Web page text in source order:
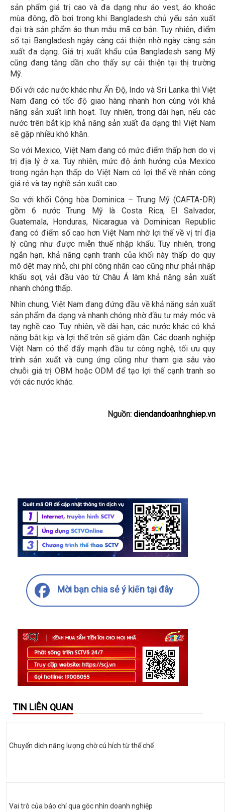
sản phẩm giá trị cao và đa dạng như áo vest, áo khoác
mùa đông, đồ bơi trong khi Bangladesh chủ yếu sản xuất
đại trà sản phẩm áo thun mẫu mã cơ bản. Tuy nhiên, điểm
số tại Bangladesh ngày càng cải thiện nhờ ngày càng sản
xuất đa dạng. Giá trị xuất khẩu của Bangladesh sang Mỹ
cũng đang tăng dần cho thấy sự cải thiện tại thị trường
Mỹ.
Đối với các nước khác như Ấn Độ, Indo và Sri Lanka thì Việt
Nam đang có tốc độ giao hàng nhanh hơn cùng với khả
năng sản xuất linh hoạt. Tuy nhiên, trong dài hạn, nếu các
nước trên bắt kịp khả năng sản xuất đa dạng thì Việt Nam
sẽ gặp nhiều khó khăn.
So với Mexico, Việt Nam đang có mức điểm thấp hơn do vị
trị địa lý ở xa. Tuy nhiên, mức độ ảnh hưởng của Mexico
trong ngắn hạn thấp do Việt Nam có lợi thế về nhân công
giá rẻ và tay nghề sản xuất cao.
So với khối Cộng hòa Dominica – Trung Mỹ (CAFTA-DR)
gồm 6 nước Trung Mỹ là Costa Rica, El Salvador,
Guatemala, Honduras, Nicaragua và Dominican Republic
đang có điểm số cao hơn Việt Nam nhờ lợi thế về vị trí địa
lý cũng như được miễn thuế nhập khẩu. Tuy nhiên, trong
ngắn hạn, khả năng cạnh tranh của khối này thấp do quy
mô dệt may nhỏ, chi phí công nhân cao cũng như phải nhập
khẩu sợi, vải đầu vào từ Châu Á làm khả năng sản xuất
nhanh chóng thấp.
Nhìn chung, Việt Nam đang đứng đầu về khả năng sản xuất
sản phẩm đa dạng và nhanh chóng nhờ đầu tư máy móc và
tay nghề cao. Tuy nhiên, về dài hạn, các nước khác có khả
năng bắt kịp và lợi thế trên sẽ giảm dần. Các doanh nghiệp
Việt Nam có thể đẩy mạnh đầu tư công nghệ, tối ưu quy
trình sản xuất và cung ứng cũng như tham gia sâu vào
chuỗi giá trị OBM hoặc ODM để tạo lợi thế cạnh tranh so
với các nước khác.
Nguồn: diendandoanhnghiep.vn
Mời bạn chia sẻ ý kiến tại đây
TIN LIÊN QUAN
Chuyển dịch năng lượng chờ cú hích từ thể chế
Vai trò của báo chí qua góc nhìn doanh nghiệp